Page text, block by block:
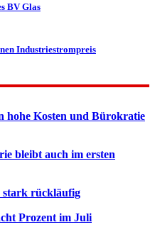
BV Glas
Industriestrompreis
hohe Kosten und Bürokratie
bleibt auch im ersten
stark rückläufig
Prozent im Juli